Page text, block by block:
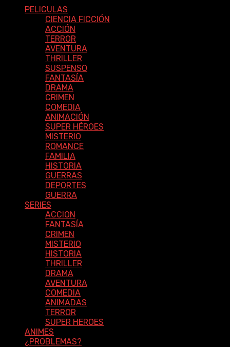
PELICULAS
CIENCIA FICCIÓN
ACCIÓN
TERROR
AVENTURA
THRILLER
SUSPENSO
FANTASÍA
DRAMA
CRIMEN
COMEDIA
ANIMACIÓN
SUPER HÉROES
MISTERIO
ROMANCE
FAMILIA
HISTORIA
GUERRAS
DEPORTES
GUERRA
SERIES
ACCION
FANTASÍA
CRIMEN
MISTERIO
HISTORIA
THRILLER
DRAMA
AVENTURA
COMEDIA
ANIMADAS
TERROR
SUPER HEROES
ANIMES
¿PROBLEMAS?